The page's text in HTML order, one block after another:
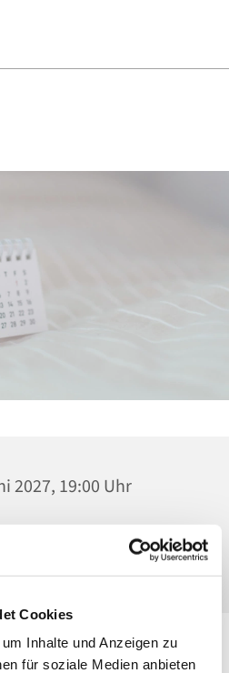
Cookies
Inhalte und Anzeigen zu
für soziale Medien anbieten
2027, 19:00 Uhr
Jugendkeller,